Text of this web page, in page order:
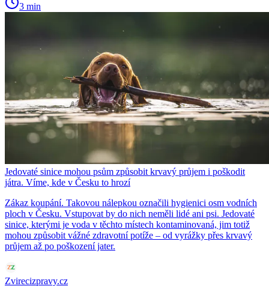
3 min
Jedovaté sinice mohou psům způsobit krvavý průjem i poškodit
játra. Víme, kde v Česku to hrozí
Zákaz koupání. Takovou nálepkou označili hygienici osm vodních
ploch v Česku. Vstupovat by do nich neměli lidé ani psi. Jedovaté
sinice, kterými je voda v těchto místech kontaminovaná, jim totiž
mohou způsobit vážné zdravotní potíže – od vyrážky přes krvavý
průjem až po poškození jater.
Zvirecizpravy.cz